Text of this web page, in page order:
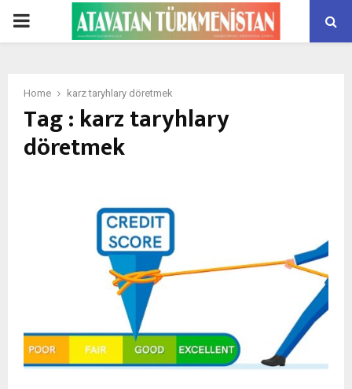
PRIMARY
Home karz taryhlary döretmek
Tag : karz taryhlary
döretmek